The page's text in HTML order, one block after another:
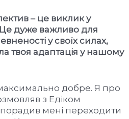
– це виклик у
Це дуже важливо для
у своїх силах,
твоя адаптація у нашому
добре. Я про
з Едіком
порадив мені переходити